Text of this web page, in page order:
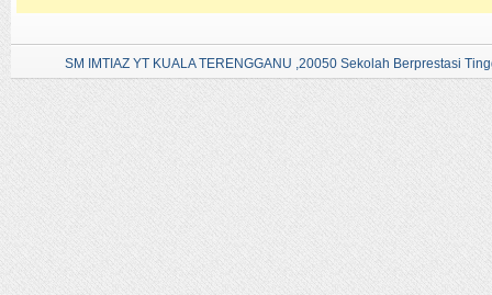
SM IMTIAZ YT KUALA TERENGGANU ,20050 Sekolah Berprestasi